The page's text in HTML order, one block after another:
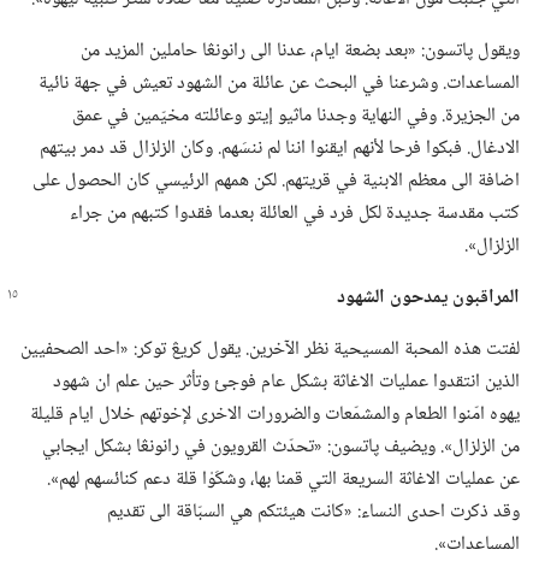
ويقول پاتسون:‏ «بعد بضعة ايام،‏ عدنا الى رانونڠا حاملين المزيد من
المساعدات.‏ وشرعنا في البحث عن عائلة من الشهود تعيش في جهة نائية
من الجزيرة.‏ وفي النهاية وجدنا ماثيو إيتو وعائلته مخيّمين في عمق
الادغال.‏ فبكوا فرحا لأنهم ايقنوا اننا لم ننسَهم.‏ وكان الزلزال قد دمر بيتهم
اضافة الى معظم الابنية في قريتهم.‏ لكن همهم الرئيسي كان الحصول على
كتب مقدسة جديدة لكل فرد في العائلة بعدما فقدوا كتبهم من جراء
الزلزال».‏
المراقبون يمدحون الشهود
لفتت هذه المحبة المسيحية نظر الآخرين.‏ يقول كريڠ توكر:‏ «احد الصحفيين
الذين انتقدوا عمليات الاغاثة بشكل عام فوجئ وتأثر حين علم ان شهود
يهوه امّنوا الطعام والمشمّعات والضرورات الاخرى لإخوتهم خلال ايام قليلة
من الزلزال».‏ ويضيف پاتسون:‏ «تحدّث القرويون في رانونڠا بشكل ايجابي
عن عمليات الاغاثة السريعة التي قمنا بها،‏ وشكَوْا قلة دعم كنائسهم لهم».‏
وقد ذكرت احدى النساء:‏ «كانت هيئتكم هي السبّاقة الى تقديم
المساعدات».‏